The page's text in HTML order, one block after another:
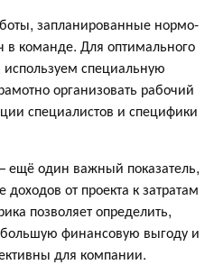
запланированные нормо-
в команде. Для оптимального
специальную
организовать рабочий
специалистов и специфики
один важный показатель,
от проекта к затратам
позволяет определить,
финансовую выгоду и
для компании.